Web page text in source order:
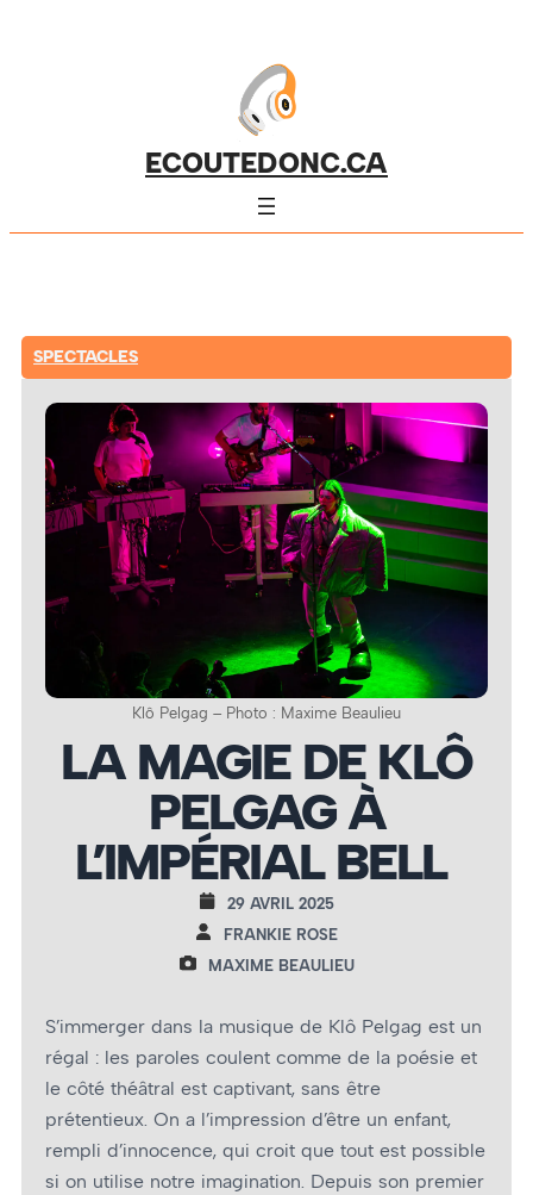
ECOUTEDONC.CA
SPECTACLES
Klô Pelgag – Photo : Maxime Beaulieu
LA MAGIE DE KLÔ
PELGAG À
L’IMPÉRIAL BELL
29 AVRIL 2025
FRANKIE ROSE
MAXIME BEAULIEU
S’immerger dans la musique de Klô Pelgag est un
régal : les paroles coulent comme de la poésie et
le côté théâtral est captivant, sans être
prétentieux. On a l’impression d’être un enfant,
rempli d’innocence, qui croit que tout est possible
si on utilise notre imagination. Depuis son premier